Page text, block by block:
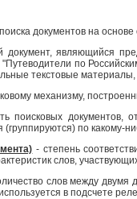
документов на
документ, являющийся
"Путеводители по
текстовые
механизму,
поисковых документов,
по какому-
- степень
слов,
слов между двумя
в подсчете